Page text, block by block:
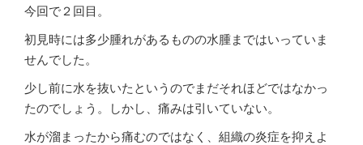
今回で２回目。
初見時には多少腫れがあるものの水腫まではいっていま
せんでした。
少し前に水を抜いたというのでまだそれほどではなかっ
たのでしょう。しかし、痛みは引いていない。
水が溜まったから痛むのではなく、組織の炎症を抑えよ